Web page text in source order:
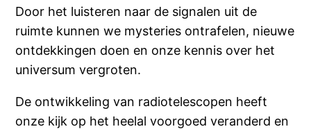
Door het luisteren naar de signalen uit de
ruimte kunnen we mysteries ontrafelen, nieuwe
ontdekkingen doen en onze kennis over het
universum vergroten.
De ontwikkeling van radiotelescopen heeft
onze kijk op het heelal voorgoed veranderd en